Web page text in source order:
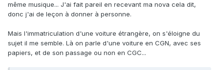
même musique... J'ai fait pareil en recevant ma nova cela dit,
donc j'ai de leçon à donner à personne.
Mais l'immatriculation d'une voiture étrangère, on s'éloigne du
sujet il me semble. Là on parle d'une voiture en CGN, avec ses
papiers, et de son passage ou non en CGC...